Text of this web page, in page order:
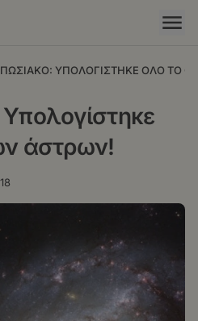
ΥΠΟΛΟΓΙΣΤΗΚΕ ΟΛΟ ΤΟ
άστρων!